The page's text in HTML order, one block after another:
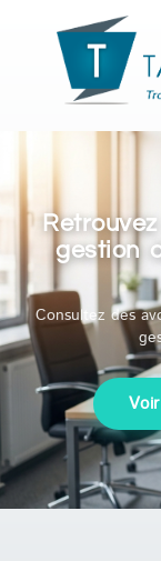
gestion
Consultez des